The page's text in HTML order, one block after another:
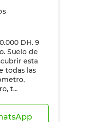
DH. 9
Suelo de
esta
todas las
t...